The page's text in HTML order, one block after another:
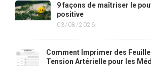
9 façons de maîtriser le
positive
03/08/2026
Comment Imprimer des
Tension Artérielle pour les